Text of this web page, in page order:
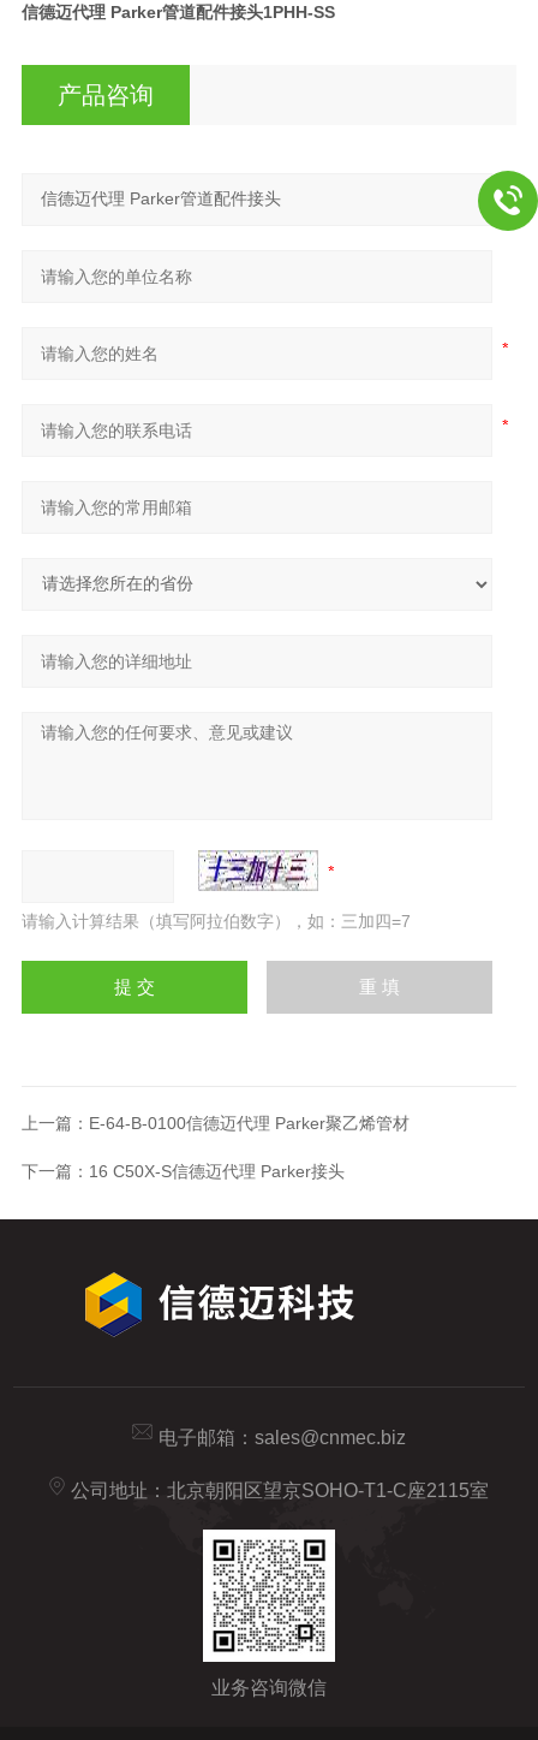
信德迈代理 Parker管道配件接头1PHH-SS
产品咨询
请输入计算结果（填写阿拉伯数字），如：三加四=7
上一篇： E-64-B-0100信德迈代理 Parker聚乙烯管材
下一篇： 16 C50X-S信德迈代理 Parker接头
电子邮箱： sales@cnmec.biz
公司地址：北京朝阳区望京SOHO-T1-C座2115室
业务咨询微信